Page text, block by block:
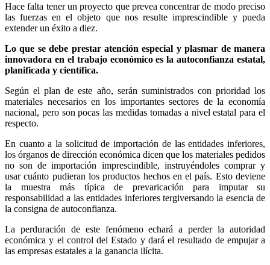
Hace falta tener un proyecto que prevea concentrar de modo preciso
las fuerzas en el objeto que nos resulte imprescindible y pueda
extender un éxito a diez.
Lo que se debe prestar atención especial y plasmar de manera
innovadora en el trabajo económico es la autoconfianza estatal,
planificada y científica.
Según el plan de este año, serán suministrados con prioridad los
materiales necesarios en los importantes sectores de la economía
nacional, pero son pocas las medidas tomadas a nivel estatal para el
respecto.
En cuanto a la solicitud de importación de las entidades inferiores,
los órganos de dirección económica dicen que los materiales pedidos
no son de importación imprescindible, instruyéndoles comprar y
usar cuánto pudieran los productos hechos en el país. Esto deviene
la muestra más típica de prevaricación para imputar su
responsabilidad a las entidades inferiores tergiversando la esencia de
la consigna de autoconfianza.
La perduración de este fenómeno echará a perder la autoridad
económica y el control del Estado y dará el resultado de empujar a
las empresas estatales a la ganancia ilícita.